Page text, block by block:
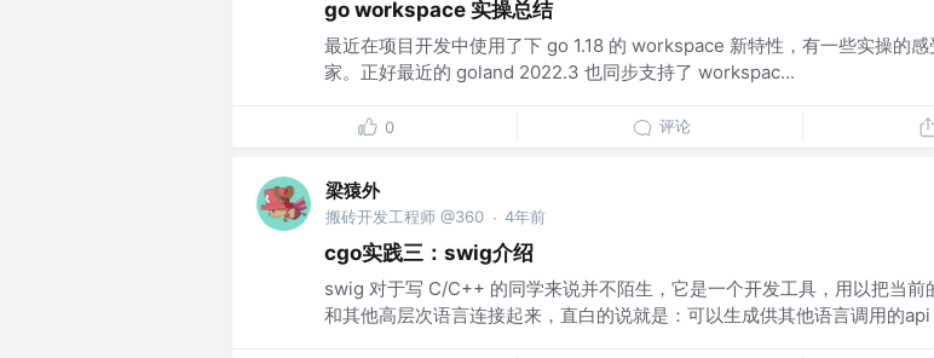
go workspace 实操总结
最近在项目开发中使用了下 go 1.18 的 workspace 新特性，有一些实操的感
家。正好最近的 goland 2022.3 也同步支持了 workspac...
0 评论
梁猿外
搬砖开发工程师 @360 · 4年前
cgo实践三：swig介绍
swig 对于写 C/C++ 的同学来说并不陌生，它是一个开发工具，用以把当前
和其他高层次语言连接起来，直白的说就是：可以生成供其他语言调用的api